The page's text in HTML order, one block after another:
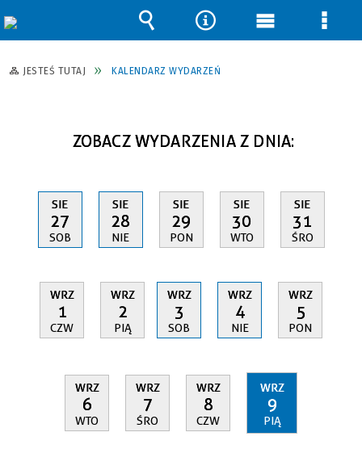
JESTEŚ TUTAJ KALENDARZ WYDARZEŃ
ZOBACZ WYDARZENIA Z DNIA:
SIE
27
SOB
SIE
28
NIE
SIE
29
PON
SIE
30
WTO
SIE
31
ŚRO
WRZ
1
CZW
WRZ
2
PIĄ
WRZ
3
SOB
WRZ
4
NIE
WRZ
5
PON
WRZ
6
WTO
WRZ
7
ŚRO
WRZ
8
CZW
WRZ
9
PIĄ
Wyszukiwarka
Narzędzia
Menu Menu